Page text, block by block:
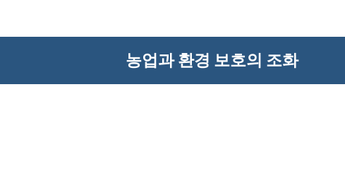
농업과 환경 보호의 조화